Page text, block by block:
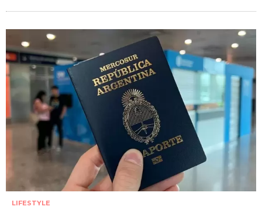
LIFESTYLE